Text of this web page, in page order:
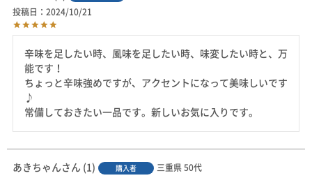
投稿日 2024/10/21
辛味を足したい時、風味を足したい時、味変したい時と、万
能です！
ちょっと辛味強めですが、アクセントになって美味しいです
♪
常備しておきたい一品です。新しいお気に入りです。
あきちゃん 1 購入者 三重県 50代